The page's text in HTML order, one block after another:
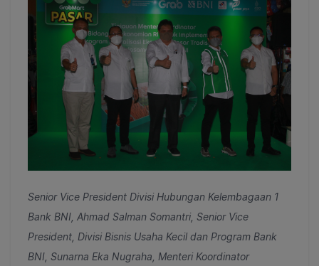
Senior Vice President Divisi Hubungan Kelembagaan 1
Bank BNI, Ahmad Salman Somantri, Senior Vice
President, Divisi Bisnis Usaha Kecil dan Program Bank
BNI, Sunarna Eka Nugraha, Menteri Koordinator